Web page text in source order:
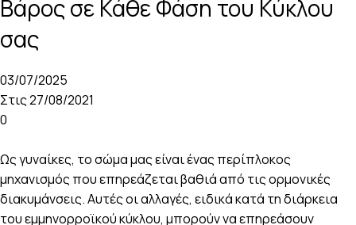
Βάρος σε Κάθε Φάση του Κύκλου
σας
03/07/2025
Στις 27/08/2021
0
Ως γυναίκες, το σώμα μας είναι ένας περίπλοκος
μηχανισμός που επηρεάζεται βαθιά από τις ορμονικές
διακυμάνσεις. Αυτές οι αλλαγές, ειδικά κατά τη διάρκεια
του εμμηνορροϊκού κύκλου, μπορούν να επηρεάσουν